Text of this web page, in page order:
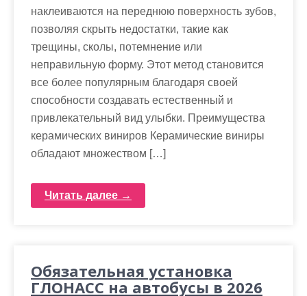
наклеиваются на переднюю поверхность зубов,
позволяя скрыть недостатки, такие как
трещины, сколы, потемнение или
неправильную форму. Этот метод становится
все более популярным благодаря своей
способности создавать естественный и
привлекательный вид улыбки. Преимущества
керамических виниров Керамические виниры
обладают множеством […]
Читать далее →
Обязательная установка
ГЛОНАСС на автобусы в 2026